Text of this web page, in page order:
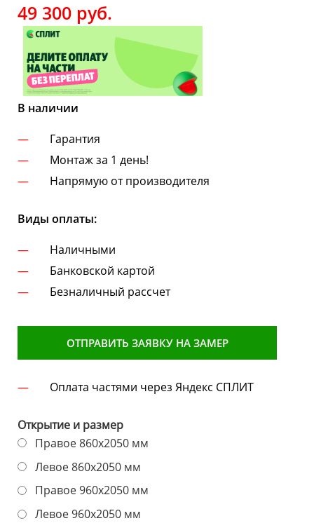
49 300 руб.
В наличии
Гарантия
Монтаж за 1 день!
Напрямую от производителя
Виды оплаты:
Наличными
Банковской картой
Безналичный рассчет
ОТПРАВИТЬ ЗАЯВКУ НА ЗАМЕР
Оплата частями через Яндекс СПЛИТ
Открытие и размер
Правое 860х2050 мм
Левое 860х2050 мм
Правое 960х2050 мм
Левое 960х2050 мм